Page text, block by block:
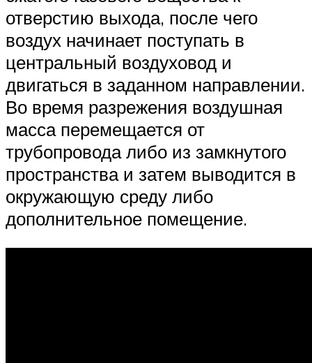
отверстию выхода, после чего
воздух начинает поступать в
центральный воздуховод и
двигаться в заданном направлении.
Во время разрежения воздушная
масса перемещается от
трубопровода либо из замкнутого
пространства и затем выводится в
окружающую среду либо
дополнительное помещение.